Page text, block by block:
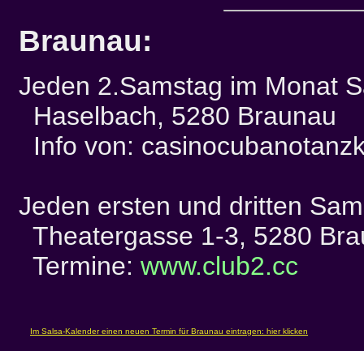
Braunau:
Jeden 2.Samstag im Monat
Haselbach, 5280 Braunau
Info von:
Jeden ersten und dritten
Theatergasse 1-3, 5280
Termine: www.club2.cc